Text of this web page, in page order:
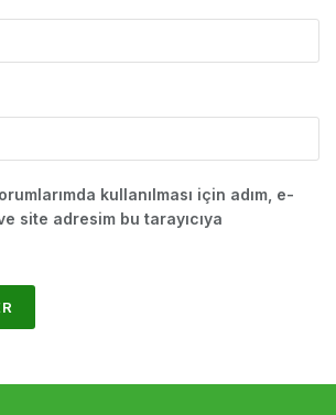
kullanılması için adım, e-
site adresim bu tarayıcıya